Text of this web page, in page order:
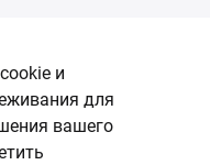
и
для
вашего